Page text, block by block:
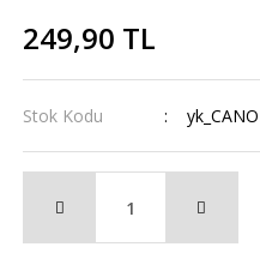
249,90 TL
Stok Kodu